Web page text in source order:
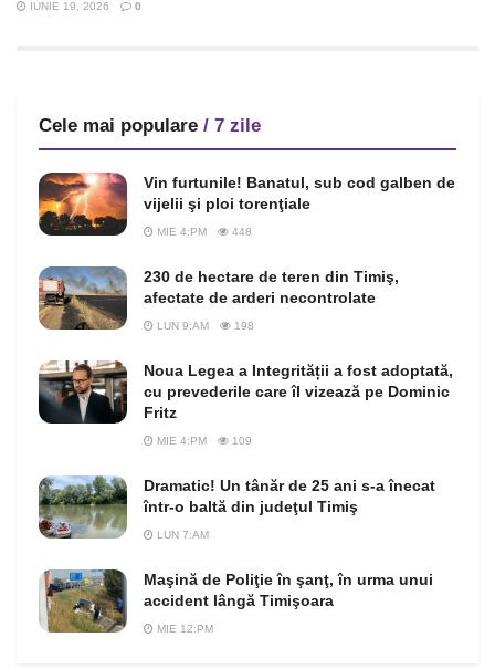
IUNIE 19, 2026 0
Cele mai populare / 7 zile
Vin furtunile! Banatul, sub cod galben de
vijelii şi ploi torenţiale
MIE 4:PM 448
230 de hectare de teren din Timiş,
afectate de arderi necontrolate
LUN 9:AM 198
Noua Legea a Integrității a fost adoptată,
cu prevederile care îl vizează pe Dominic
Fritz
MIE 4:PM 109
Dramatic! Un tânăr de 25 ani s-a înecat
într-o baltă din judeţul Timiş
LUN 7:AM
Maşină de Poliţie în şanţ, în urma unui
accident lângă Timişoara
MIE 12:PM